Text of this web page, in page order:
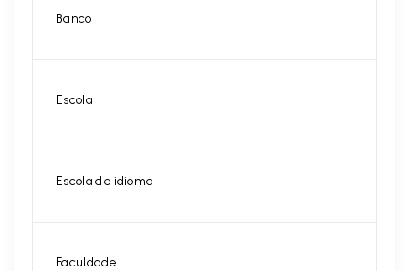
Banco
Escola
Escola de idioma
Faculdade